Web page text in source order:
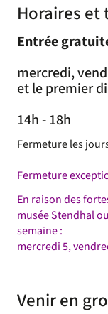
Horaires et
Entrée
mercredi,
et le premier
14h - 18h
Fermeture les
Fermeture
En raison des
musée Stendhal
semaine :
mercredi 5,
Venir en